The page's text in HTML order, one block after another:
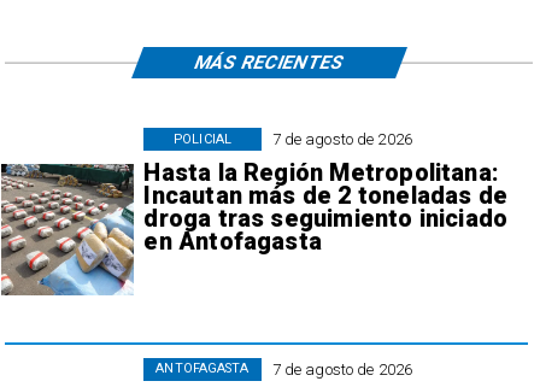
7 de agosto de 2026
Hasta la Región Metropolitana:
Incautan más de 2 toneladas de
droga tras seguimiento iniciado
en Antofagasta
POLICIAL
7 de agosto de 2026
ANTOFAGASTA
MÁS RECIENTES